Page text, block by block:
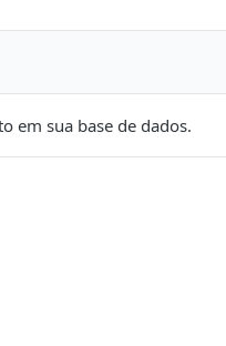
em sua base de dados.